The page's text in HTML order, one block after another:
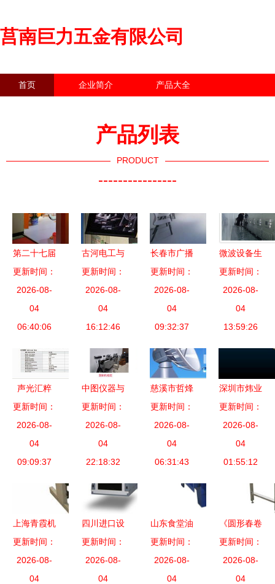
莒南巨力五金有限公司
首页 企业简介 产品大全
产品列表
PRODUCT
----------------
第二十七届
CCBN展会
融合引领视
界，智慧连
接未来
更新时间：
2026-08-
04
06:40:06
古河电工与
立井电线
广播影视设
备展台的技
术之光
更新时间：
2026-08-
04
16:12:46
长春市广播
影视设备的
传承与创新
数字时代下
的文化之旅
更新时间：
2026-08-
04
09:32:37
微波设备生
产厂家的行
业变革 微
波熟化设备
在牛肉加工
更新时间：
2026-08-
04
13:59:26
声光汇粹
解析广州专
业音响设备
一站式采购
方案
更新时间：
2026-08-
04
09:09:37
中图仪器与
您相约上海
计量测试
展，共探广
播影视设备
未来
更新时间：
2026-08-
04
22:18:32
慈溪市哲烽
通信设备
盒式光分路
器箱创新引
领广播影视
更新时间：
2026-08-
04
06:31:43
深圳市炜业
通科技 公
共广播系统
产品与广播
影视设备详
更新时间：
2026-08-
04
01:55:12
上海青霞机
电科技 其
他印刷设备
与广播影视
更新时间：
2026-08-
04
四川进口设
备 国际采
购进口全套
清关代理服
更新时间：
2026-08-
04
山东食堂油
烟净化器设
备厂家与广
播影视设备
更新时间：
2026-08-
04
《圆形春卷
皮机 诸城
金河田机械
厂与广播影
更新时间：
2026-08-
04